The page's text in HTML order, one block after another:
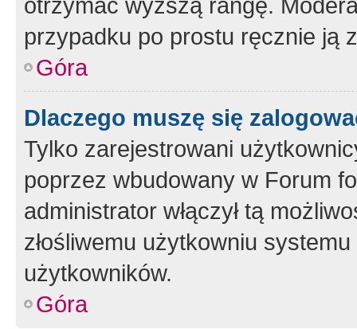
przypadku po prostu ręcznie ją
Góra
Dlaczego muszę się
Tylko zarejestrowani
poprzez wbudowany w Forum
administrator włączył tą
złośliwemu użytkowniu
użytkowników.
Góra